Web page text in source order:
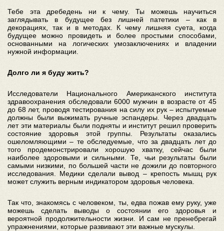
Тебе эта дребедень ни к чему. Ты можешь научиться
заглядывать в будущее без лишней патетики – как в
декорациях, так и в методах. К чему лишняя суета, когда
будущее можно провидеть и более простыми способами,
основанными на логических умозаключениях и владении
нужной информации.
Долго ли я буду жить?
Исследователи Национального Американского института
здравоохранения обследовали 6000 мужчин в возрасте от 45
до 68 лет, проводя тестирования на силу их рук – испытуемые
должны были выжимать ручные эспандеры. Через двадцать
лет эти материалы были подняты и институт решил проверить
состояние здоровья этой группы. Результаты оказались
ошеломляющими – те обследуемые, что за двадцать лет до
того продемонстрировали хорошую хватку, сейчас были
наиболее здоровыми и сильными. Те, чьи результаты были
самыми низкими, по большей части не дожили до повторного
исследования. Медики сделали вывод – крепость мышц рук
может служить верным индикатором здоровья человека.
Так что, знакомясь с человеком, ты, едва пожав ему руку, уже
можешь сделать выводы о состоянии его здоровья и
вероятной продолжительности жизни. И сам не пренебрегай
упражнениями, которые развивают эти важные мускулы.